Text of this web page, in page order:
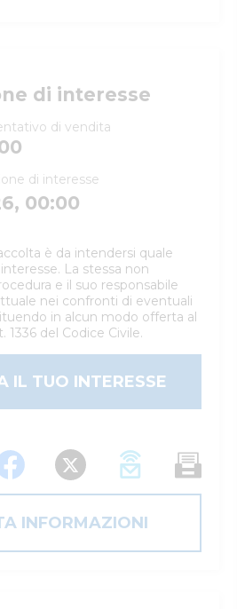
di interesse
di vendita
di interesse
00:00
è da intendersi quale
La stessa non
e il suo responsabile
nei confronti di eventuali
in alcun modo offerta al
1336 del Codice Civile.
IL TUO INTERESSE
INFORMAZIONI